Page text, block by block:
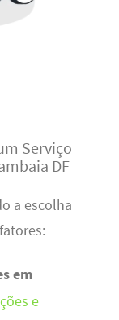
Serviço
DF
a escolha
em
e